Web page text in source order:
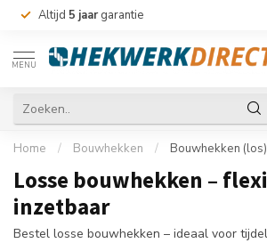
Altijd 5 jaargarantie
MENU
Home / Bouwhekken / Bouwhekken (los)
Losse bouwhekken –
inzetbaar
Bestel losse bouwhekken – ideaal voor